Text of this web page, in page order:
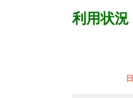
利用状況
日